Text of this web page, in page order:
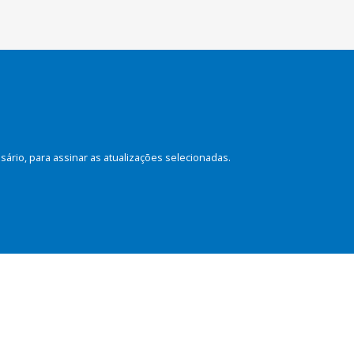
para assinar as atualizações selecionadas.